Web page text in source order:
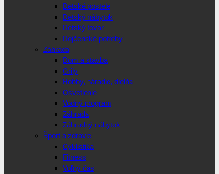
Detské postele
Detský nábytok
Detský tovar
Dojčenské potreby
Záhrada
Dom a stavba
Grily
Hobby, náradie, dielňa
Osvetlenie
Vodný program
Záhrada
Záhradný nábytok
Šport a zdravie
Cyklistika
Fitness
Voľný čas